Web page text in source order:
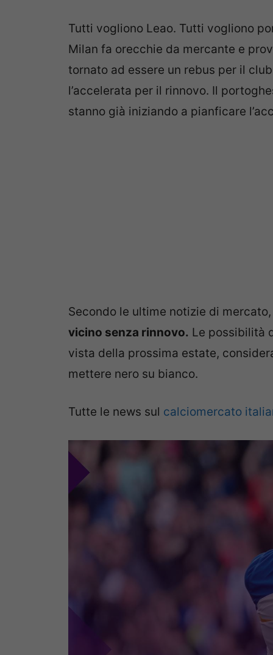
Tutti vogliono Leao. Tutti vogliono
Milan fa orecchie da mercante e
tornato ad essere un rebus per il
l’accelerata per il rinnovo. Il
stanno già iniziando a pianficare
Secondo le ultime notizie di mercato,
vicino senza rinnovo. Le possibilità
vista della prossima estate,
mettere nero su bianco.
Tutte le news sul calciomercato